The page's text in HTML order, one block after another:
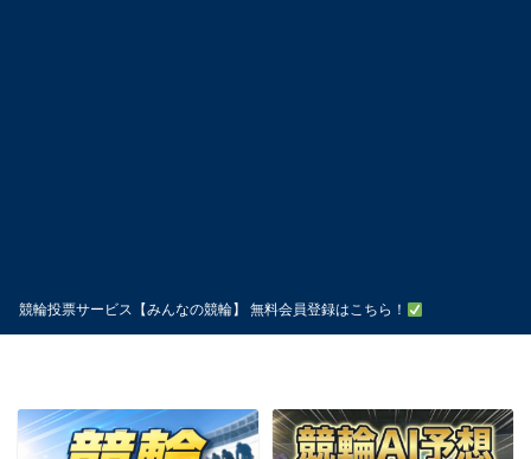
競輪投票サービス【みんなの競輪】 無料会員登録はこちら！